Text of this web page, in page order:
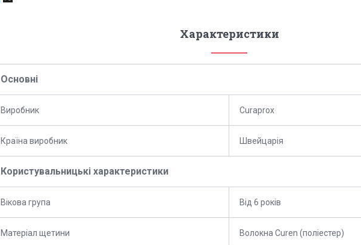
Характеристики
Основні
Виробник Curaprox
Країна виробник Швейцарія
Користувальницькі характеристики
Вікова група Від 6 років
Матеріал щетини Волокна Curen (поліестер)